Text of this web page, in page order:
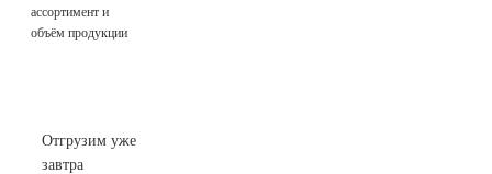
ассортимент и
объём продукции
Отгрузим уже
завтра